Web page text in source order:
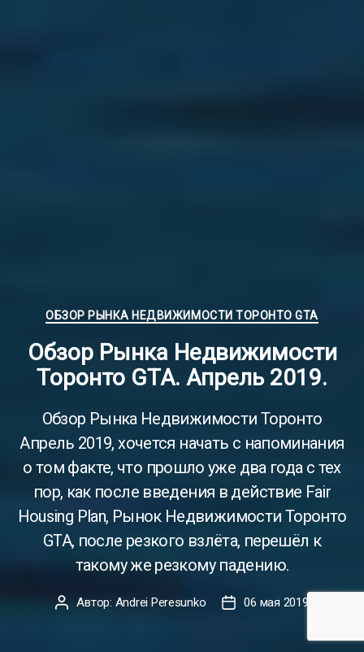
Рубрики
ОБЗОР РЫНКА НЕДВИЖИМОСТИ ТОРОНТО GTA
Обзор Рынка Недвижимости
Торонто GTA. Апрель 2019.
Обзор Рынка Недвижимости Торонто
Апрель 2019, хочется начать с напоминания
о том факте, что прошло уже два года с тех
пор, как после введения в действие Fair
Housing Plan, Рынок Недвижимости Торонто
GTA, после резкого взлёта, перешёл к
такому же резкому падению.
АвторАвтор: Andrei Peresunko
Дата06 мая 2019